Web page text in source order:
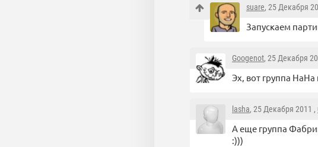
suare, 25 Декабря
Запускаем
Googenot, 25 Декабря
Эх, вот группа НаНа
lasha, 25 Декабря 2011 ,
А еще группа
:)))